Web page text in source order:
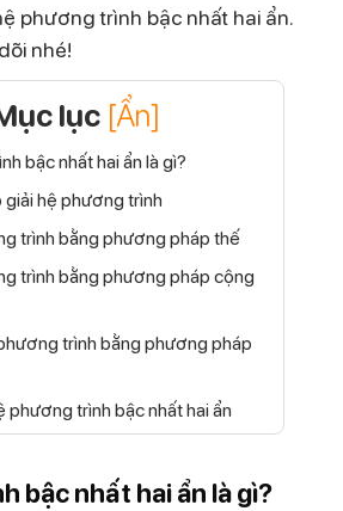
phương trình bậc nhất hai ẩn.
nhé!
lục [Ẩn]
bậc nhất hai ẩn là gì?
hệ phương trình
trình bằng phương pháp thế
trình bằng phương pháp cộng
trình bằng phương pháp
phương trình bậc nhất hai ẩn
bậc nhất hai ẩn là gì?